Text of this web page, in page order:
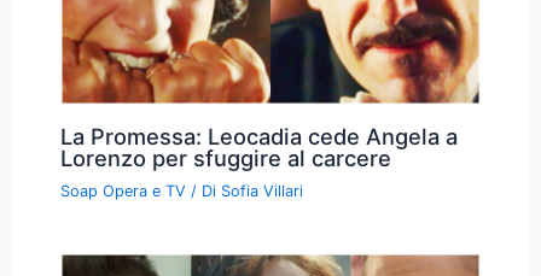
La Promessa: Leocadia cede Angela a
Lorenzo per sfuggire al carcere
Soap Opera e TV / Di Sofia Villari